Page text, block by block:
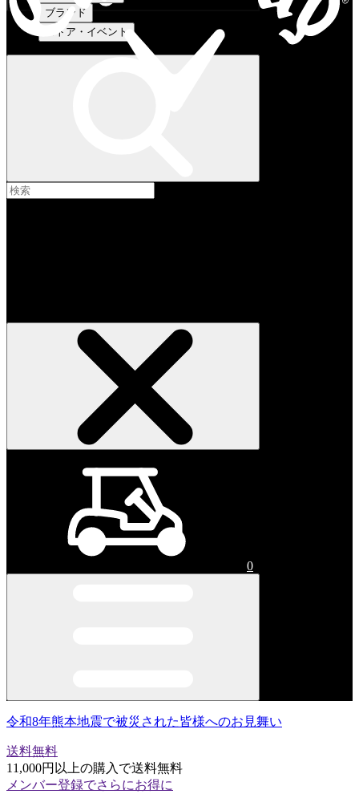
ブランド
ストア・イベント
0
令和8年熊本地震で被災された皆様へのお見舞い
送料無料
11,000円以上の購入で送料無料
メンバー登録でさらにお得に